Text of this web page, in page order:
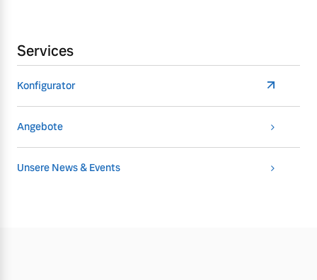
Services
Konfigurator
Angebote
Unsere News & Events